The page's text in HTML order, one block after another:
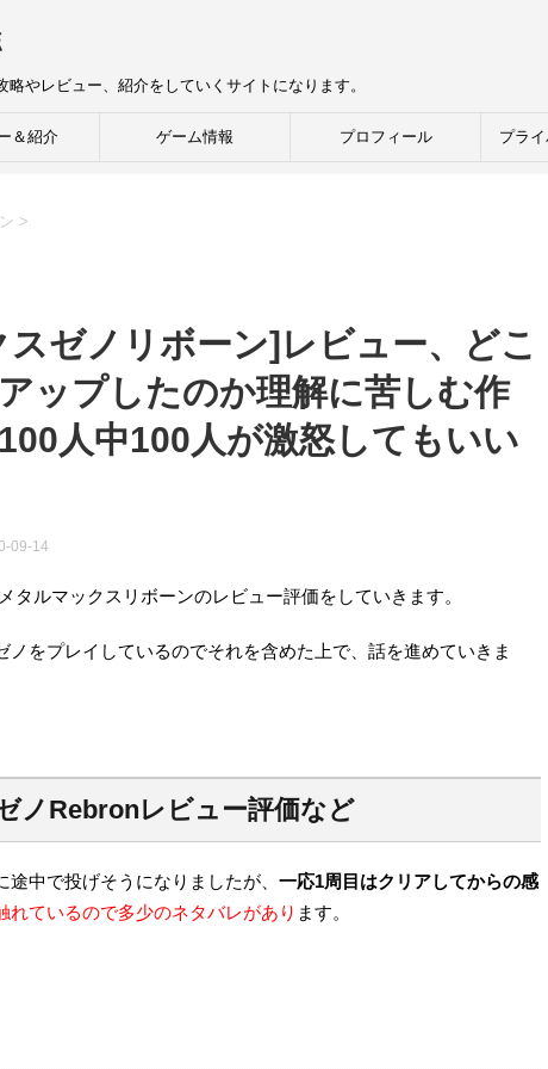
やレビュー、紹介をしていくサイトになります。
＆紹介 ゲーム情報 プロフィール プラ
>
スゼノリボーン]レビュー、どこ
ップしたのか理解に苦しむ作
人中100人が激怒してもいい
09-14
タルマックスリボーンのレビュー評価をしていきます。
ノをプレイしているのでそれを含めた上で、話を進めていきま
ノRebronレビュー評価など
中で投げそうになりましたが、 一応1周目はクリアしてからの感
れているので多少のネタバレがあり ます。